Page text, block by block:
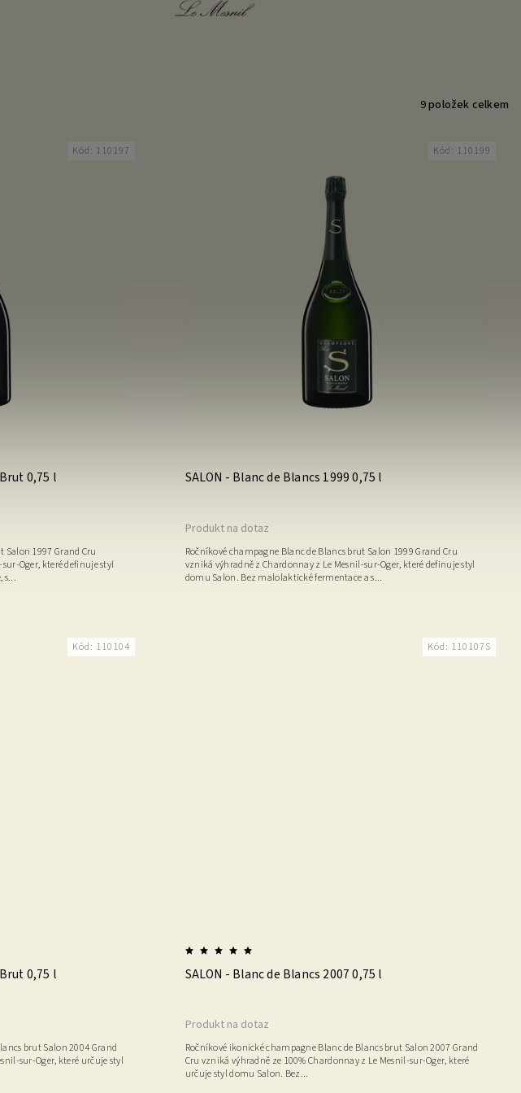
9položek celkem
0,75 l
Salon 1997 Grand Cru
Oger, které definuje styl
s...
Kód: 110197
SALON - Blanc de Blancs 1999 0,75 l
Produkt na dotaz
Ročníkové champagne Blanc de Blancs brut Salon 1999 Grand Cru
vzniká výhradně z Chardonnay z Le Mesnil-sur-Oger, které definuje styl
domu Salon. Bez malolaktické fermentace a s...
Kód: 110199
0,75 l
brut Salon 2004 Grand
sur-Oger, které určuje styl
Kód: 110104
SALON - Blanc de Blancs 2007 0,75 l
Produkt na dotaz
Ročníkové ikonické champagne Blanc de Blancs brut Salon 2007 Grand
Cru vzniká výhradně ze 100% Chardonnay z Le Mesnil-sur-Oger, které
určuje styl domu Salon. Bez...
Kód: 110107S